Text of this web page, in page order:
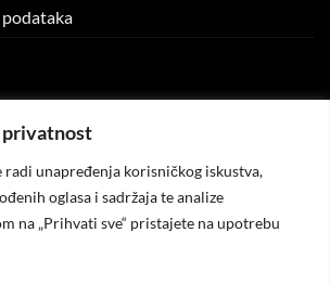
privatnost
unapređenja korisničkog iskustva,
oglasa i sadržaja te analize
na „Prihvati sve“ pristajete na upotrebu